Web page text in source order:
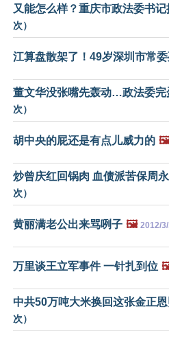
又能怎么样？重庆市政法委书记
次）
江算盘散架了！49岁深圳市常
董文华没张嘴先轰动…政法委完
次）
胡中央的屁还是有点儿威力的
炒曾庆红回锅肉 血债派苦保周
次）
黄丽满老公出来骂咧子 🖼️ 2012/
万里谈王立军事件 一针扎到位
中共50万吨大米换回这张金正
次）